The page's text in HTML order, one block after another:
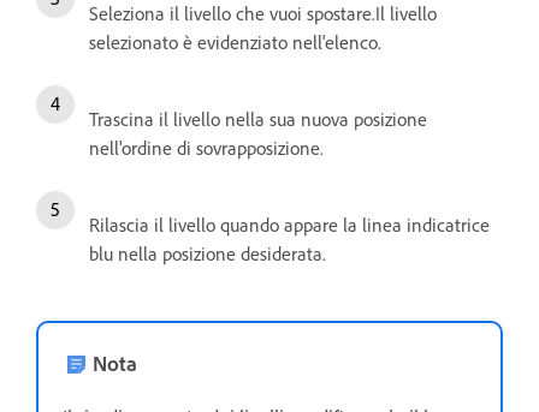
Seleziona il livello che vuoi spostare.Il livello
selezionato è evidenziato nell'elenco.
Trascina il livello nella sua nuova posizione
nell'ordine di sovrapposizione.
Rilascia il livello quando appare la linea indicatrice
blu nella posizione desiderata.
Nota